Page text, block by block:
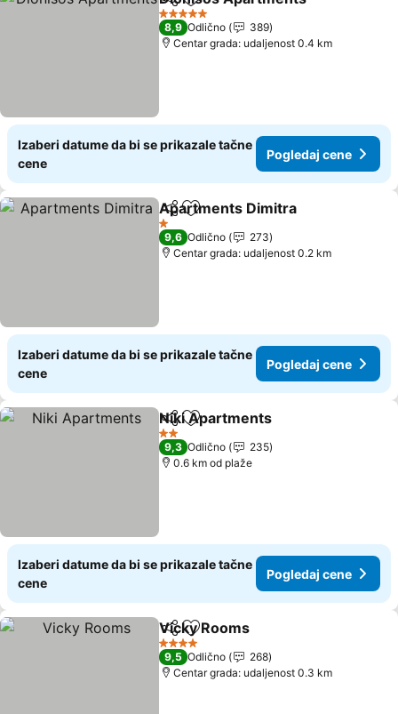
Deli Dodati u favorite
5 Zvezdice
8,9 Odlično
389
Centar grada: udaljenost 0.4 km
Izaberi datume da bi se prikazale tačne
cene
Pogledaj cene
Deli Dodati u favorite
Apartments Dimitra
1 Zvezdice
9,6 Odlično
273
Centar grada: udaljenost 0.2 km
Izaberi datume da bi se prikazale tačne
cene
Pogledaj cene
Deli Dodati u favorite
Niki Apartments
2 Zvezdice
9,3 Odlično
235
0.6 km od plaže
Izaberi datume da bi se prikazale tačne
cene
Pogledaj cene
Deli Dodati u favorite
Vicky Rooms
4 Zvezdice
9,5 Odlično
268
Centar grada: udaljenost 0.3 km